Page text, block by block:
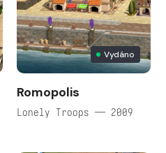
Vydáno
Romopolis
Lonely Troops — 2009